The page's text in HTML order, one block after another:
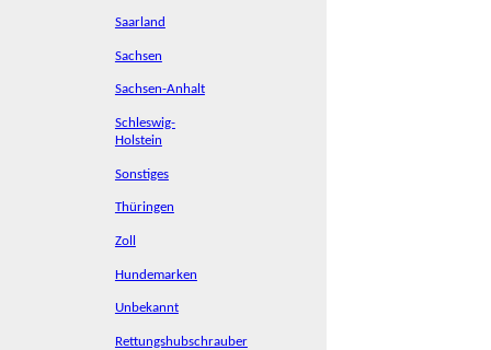
Saarland
Sachsen
Sachsen-Anhalt
Schleswig-
Holstein
Sonstiges
Thüringen
Zoll
Hundemarken
Unbekannt
Rettungshubschrauber